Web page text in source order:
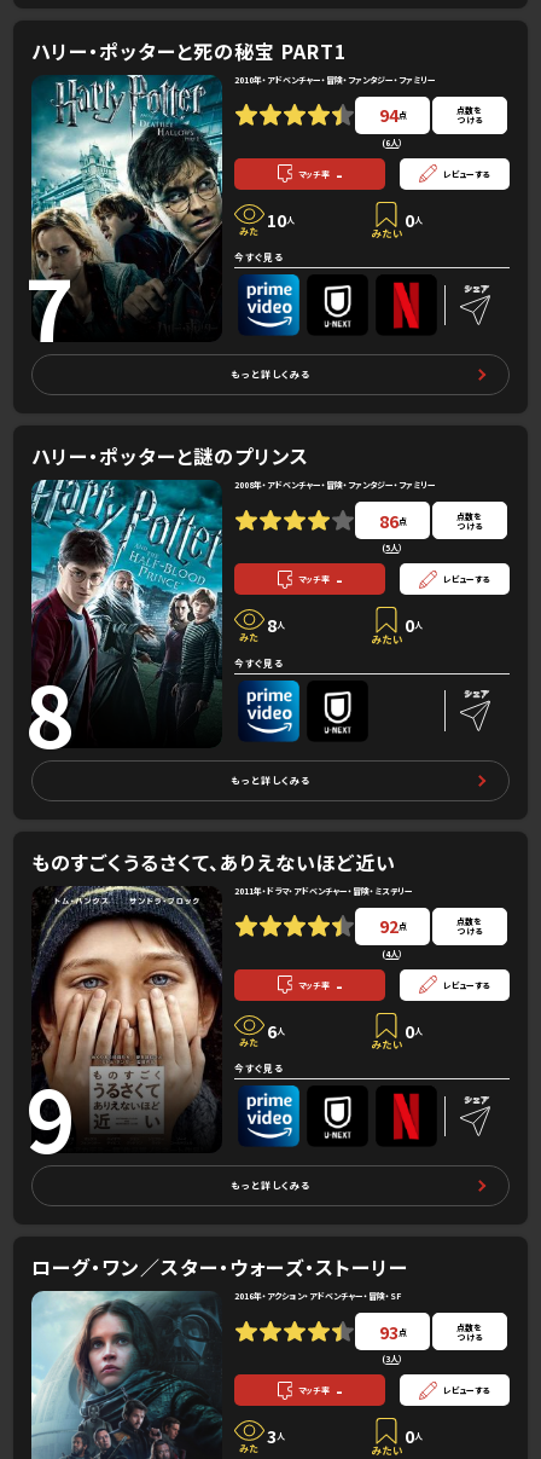
ハリー・ポッターと死の秘宝 PART1
7
2010年・アドベンチャー・冒険・ファンタジー・ファミリー
94点
(6人）
点数を
つける
マッチ率 - レビューする
10人 0人
今すぐ見る
もっと詳しくみる
ハリー・ポッターと謎のプリンス
8
2008年・アドベンチャー・冒険・ファンタジー・ファミリー
86点
(5人）
点数を
つける
マッチ率 - レビューする
8人 0人
今すぐ見る
もっと詳しくみる
ものすごくうるさくて、ありえないほど近い
9
2011年・ドラマ・アドベンチャー・冒険・ミステリー
92点
(4人）
点数を
つける
マッチ率 - レビューする
6人 0人
今すぐ見る
もっと詳しくみる
ローグ・ワン／スター・ウォーズ・ストーリー
2016年・アクション・アドベンチャー・冒険・SF
93 点
(3人）
点数を
つける
マッチ率 - レビューする
3人 0人